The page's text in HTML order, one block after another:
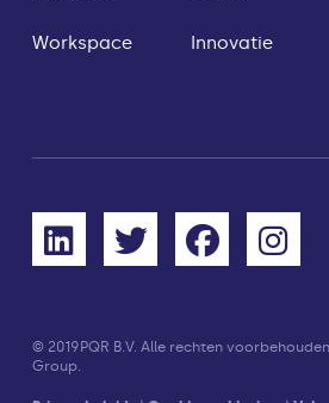
Workspace Innovatie
© 2019PQR B.V. Alle rechten
Group.